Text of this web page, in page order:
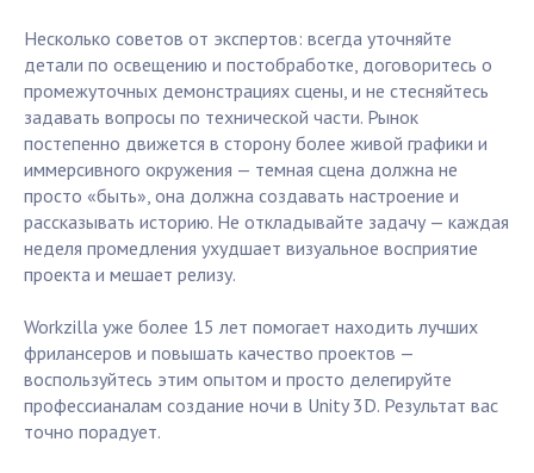
Несколько советов от экспертов: всегда уточняйте
детали по освещению и постобработке, договоритесь о
промежуточных демонстрациях сцены, и не стесняйтесь
задавать вопросы по технической части. Рынок
постепенно движется в сторону более живой графики и
иммерсивного окружения — темная сцена должна не
просто «быть», она должна создавать настроение и
рассказывать историю. Не откладывайте задачу — каждая
неделя промедления ухудшает визуальное восприятие
проекта и мешает релизу.
Workzilla уже более 15 лет помогает находить лучших
фрилансеров и повышать качество проектов —
воспользуйтесь этим опытом и просто делегируйте
профессианалам создание ночи в Unity 3D. Результат вас
точно порадует.